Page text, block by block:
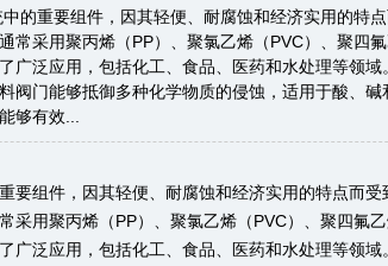
的重要组件，因其轻便、耐腐蚀和经济实用的特
常采用聚丙烯（PP）、聚氯乙烯（PVC）、聚四
广泛应用，包括化工、食品、医药和水处理等领
阀门能够抵御多种化学物质的侵蚀，适用于酸、
够有效...
要组件，因其轻便、耐腐蚀和经济实用的特点而
采用聚丙烯（PP）、聚氯乙烯（PVC）、聚四氟
泛应用，包括化工、食品、医药和水处理等领域